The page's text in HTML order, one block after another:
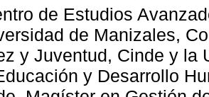
de Estudios
de Manizales,
y Juventud, Cinde y la
y Desarrollo